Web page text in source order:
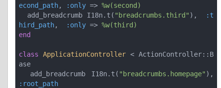
econd_path, :only => %w(second)
  add_breadcrumb I18n.t(
"breadcrumbs.third" ),
:t
hird_path, :only => %w(third)
end
class ApplicationController < ActionController::B
ase
  add_breadcrumb I18n.t(
"breadcrumbs.homepage"
:root_path